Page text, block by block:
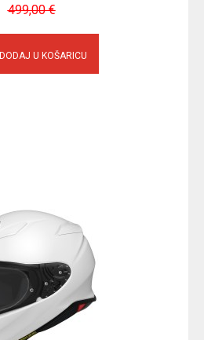
499,00 €
DODAJ U KOŠARICU